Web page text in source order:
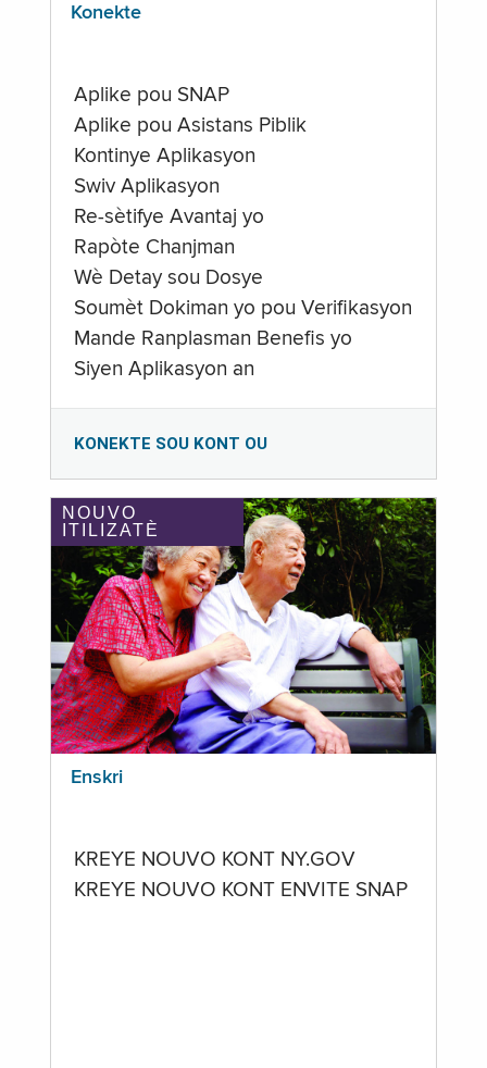
Konekte
Aplike pou SNAP
Aplike pou Asistans Piblik
Kontinye Aplikasyon
Swiv Aplikasyon
Re-sètifye Avantaj yo
Rapòte Chanjman
Wè Detay sou Dosye
Soumèt Dokiman yo pou Verifikasyon
Mande Ranplasman Benefis yo
Siyen Aplikasyon an
KONEKTE SOU KONT OU
NOUVO
ITILIZATÈ
Enskri
KREYE NOUVO KONT NY.GOV
KREYE NOUVO KONT ENVITE SNAP